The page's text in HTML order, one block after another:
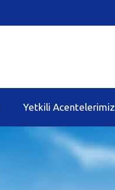
Yetkili Acentelerimiz